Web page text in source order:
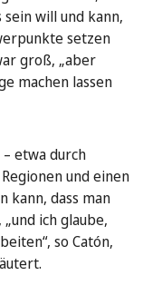
will und kann,
setzen
groß, „aber
machen lassen
– etwa durch
und einen
kann, dass man
ich glaube,
so Catón,